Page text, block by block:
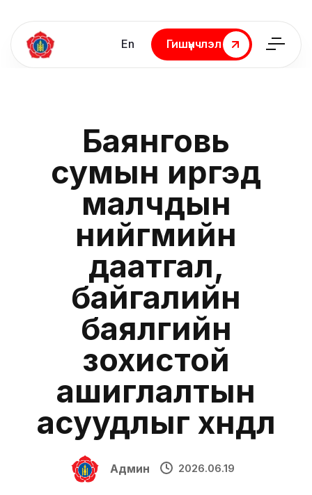
En
Гишүүнчлэл
Гишүүнчлэл
Баянговь
сумын иргэд
малчдын
нийгмийн
даатгал,
байгалийн
баялгийн
зохистой
ашиглалтын
асуудлыг хөндлөө
Админ 2026.06.19